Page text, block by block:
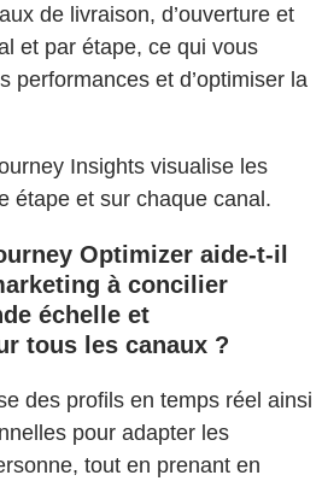
de livraison, d’ouverture et
et par étape, ce qui vous
performances et d’optimiser la
Insights visualise les
étape et sur chaque canal.
Optimizer aide-t-il
à concilier
échelle et
tous les canaux ?
des profils en temps réel ainsi
pour adapter les
tout en prenant en